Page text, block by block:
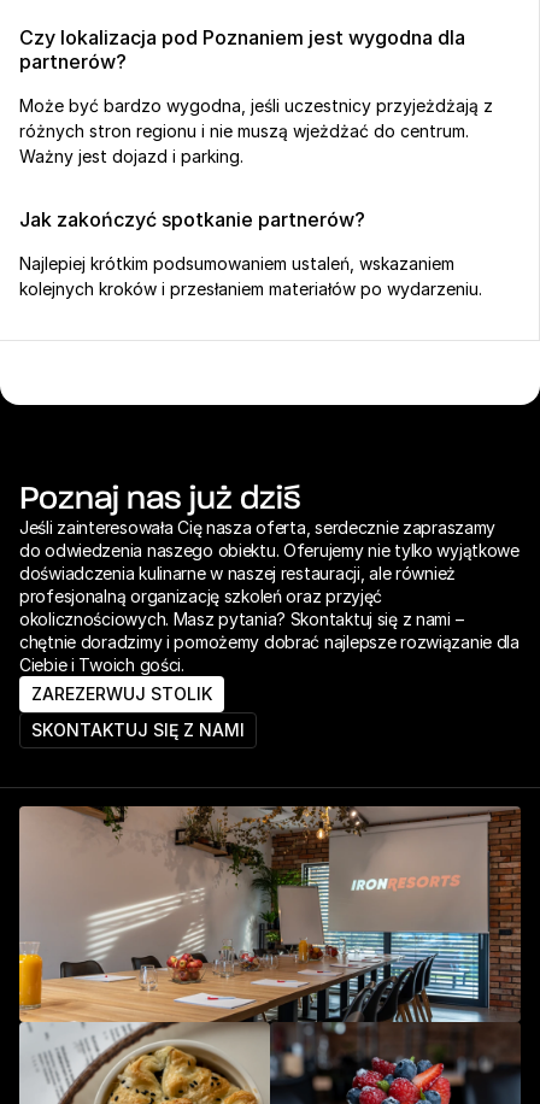
Czy lokalizacja pod Poznaniem jest wygodna dla
partnerów?
Może być bardzo wygodna, jeśli uczestnicy przyjeżdżają z
różnych stron regionu i nie muszą wjeżdżać do centrum.
Ważny jest dojazd i parking.
Jak zakończyć spotkanie partnerów?
Najlepiej krótkim podsumowaniem ustaleń, wskazaniem
kolejnych kroków i przesłaniem materiałów po wydarzeniu.
Poznaj nas już dziś
Jeśli zainteresowała Cię nasza oferta, serdecznie zapraszamy
do odwiedzenia naszego obiektu. Oferujemy nie tylko wyjątkowe
doświadczenia kulinarne w naszej restauracji, ale również
profesjonalną organizację szkoleń oraz przyjęć
okolicznościowych. Masz pytania? Skontaktuj się z nami –
chętnie doradzimy i pomożemy dobrać najlepsze rozwiązanie dla
Ciebie i Twoich gości.
ZAREZERWUJ STOLIK
SKONTAKTUJ SIĘ Z NAMI